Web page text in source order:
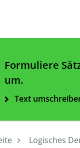
Formuliere
um.
Text
Logisches